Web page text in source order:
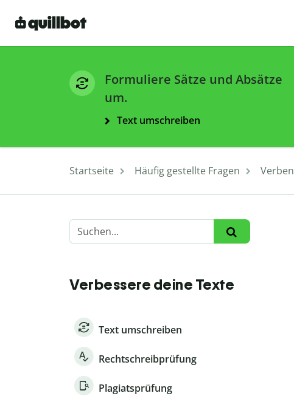
Formuliere Sätze und Absätze
um.
Text umschreiben
Startseite Häufig gestellte Fragen Verben
Verbessere deine Texte
Text umschreiben
Rechtschreibprüfung
Plagiatsprüfung